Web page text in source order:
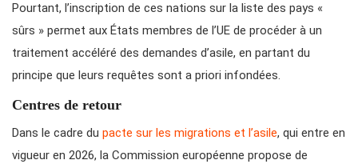
Pourtant, l’inscription de ces nations sur la liste des pays «
sûrs » permet aux États membres de l’UE de procéder à un
traitement accéléré des demandes d’asile, en partant du
principe que leurs requêtes sont a priori infondées.
Centres de retour
Dans le cadre du pacte sur les migrations et l’asile, qui entre en
vigueur en 2026, la Commission européenne propose de